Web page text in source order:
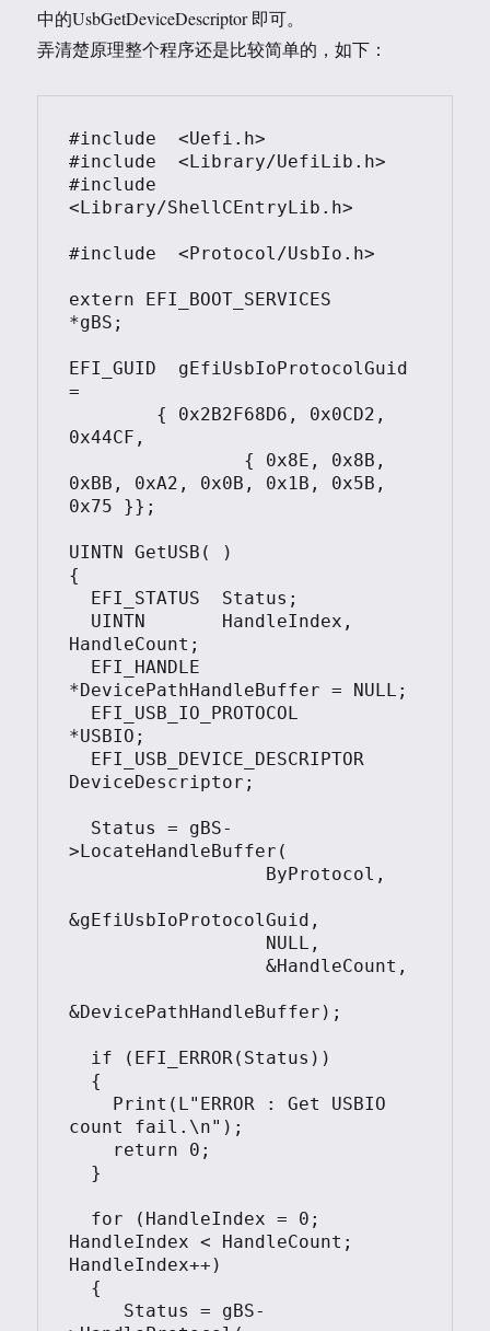
中的UsbGetDeviceDescriptor 即可。
弄清楚原理整个程序还是比较简单的，如下：
#include  <Uefi.h>
#include  <Library/UefiLib.h>
#include
<Library/ShellCEntryLib.h>
#include  <Protocol/UsbIo.h>
extern EFI_BOOT_SERVICES
*gBS;
EFI_GUID  gEfiUsbIoProtocolGuid
=
0x44CF,
0xBB, 0xA2, 0x0B, 0x1B, 0x5B,
0x75 }};
UINTN GetUSB( )
{
HandleCount;
*DevicePathHandleBuffer = NULL;
*USBIO;
DeviceDescriptor;
>LocateHandleBuffer(
&gEfiUsbIoProtocolGuid,
                  &HandleCount,
&DevicePathHandleBuffer);
count fail.\n");
HandleIndex < HandleCount;
HandleIndex++)